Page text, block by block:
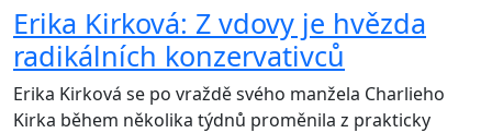
Erika Kirková: Z vdovy je hvězda
radikálních konzervativců
Erika Kirková se po vraždě svého manžela Charlieho
Kirka během několika týdnů proměnila z prakticky